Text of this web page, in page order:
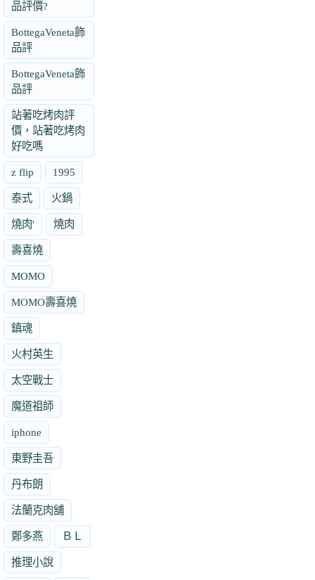
品評價?
BottegaVeneta飾
品評
BottegaVeneta飾
品評
站著吃烤肉評
價，站著吃烤肉
好吃嗎
z flip 1995
泰式 火鍋
燒肉' 燒肉
壽喜燒
MOMO
MOMO壽喜燒
鎮魂
火村英生
太空戰士
魔道祖師
iphone
東野圭吾
丹布朗
法蘭克肉舖
鄭多燕 ＢＬ
推理小說